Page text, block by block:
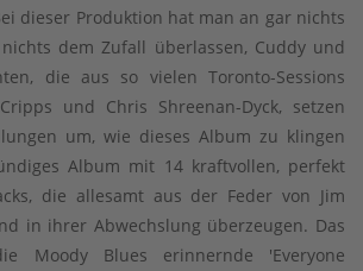
dieser Produktion hat man an gar nichts
dem Zufall überlassen, Cuddy und
die aus so vielen Toronto-Sessions
und Chris Shreenan-Dyck, setzen
um, wie dieses Album zu klingen
Album mit 14 kraftvollen, perfekt
die allesamt aus der Feder von Jim
in ihrer Abwechslung überzeugen. Das
Moody Blues erinnernde 'Everyone